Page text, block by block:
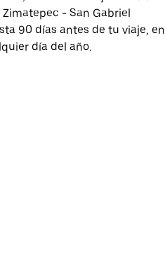
- San Gabriel
90 días antes de tu viaje, en
día del año.